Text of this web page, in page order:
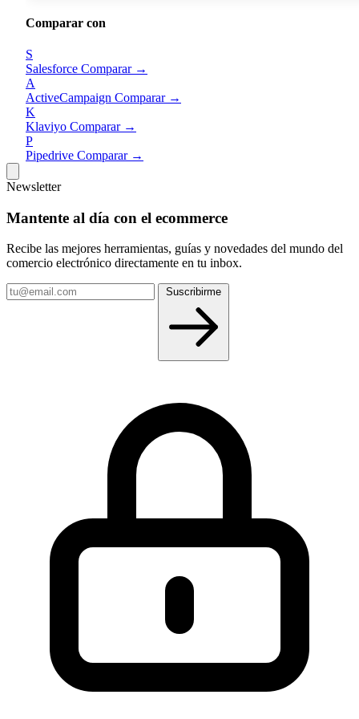
Características Principales
empresas y deals con timeline unificado de
propiedades personalizables y scoring
Marketing Hub:
landing pages, workflows de automatización
multicanal, gestión de anuncios en
Google/Meta/LinkedIn y segmentación avanzada
Sales Hub:pipeline visual de ventas, secuencias de
email automatizadas, programación de reuniones,
cotizaciones, forecasting y playbooks de ventas
helpdesk con ticketing, base de
conocimiento, portal del cliente, encuestas NPS/
Content Hub:CMS integrado para webs, blogs y
landing pages con generación de contenido asistida
IA y personalización por segmento
y facturación directa desde el CRM sin necesidad de
herramienta externa
unificación, limpieza y activación de
Breeze AI:
asistente conversacional nativo, agentes
IA para prospección y contenido, y copiloto
Comparar con
S
Salesforce Comparar →
A
ActiveCampaign Comparar →
K
Klaviyo Comparar →
P
Pipedrive Comparar →
Newsletter
Mantente al día con el ecommerce
Recibe las mejores herramientas, guías y novedades del mundo del
comercio electrónico directamente en tu inbox.
Tu
email
Suscribirme